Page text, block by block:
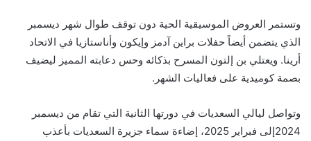
وتستمر العروض الموسيقية الحية دون توقف طوال شهر ديسمبر
الذي يتضمن أيضاً حفلات براين آدمز وإيكون وأناستازيا في الاتحاد
أرينا. ويعتلي بن إلتون المسرح بذكائه وحس دعابته المميز ليضيف
بصمة كوميدية على فعاليات الشهر.
وتواصل ليالي السعديات في دورتها الثانية التي تقام من ديسمبر
2024إلى فبراير 2025
، إضاءة سماء جزيرة السعديات بأعذب